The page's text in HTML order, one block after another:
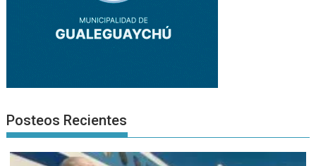
Posteos Recientes